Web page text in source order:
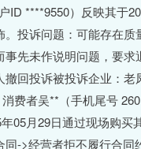
ID ****9550）反映其于
。投诉问题：可能存在质
先未作说明问题，要求
撤回投诉被投诉企业：老
费者吴**（手机尾号
05月29日通过现场购买
同->经营者拒不履行合同